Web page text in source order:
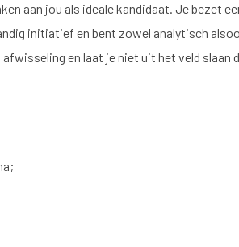
aan jou als ideale kandidaat. Je bezet
initiatief en bent zowel analytisch
en laat je niet uit het veld slaan